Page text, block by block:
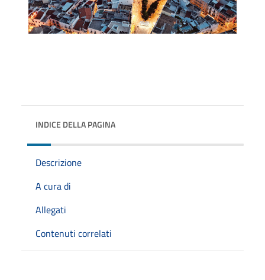
INDICE DELLA PAGINA
Descrizione
A cura di
Allegati
Contenuti correlati